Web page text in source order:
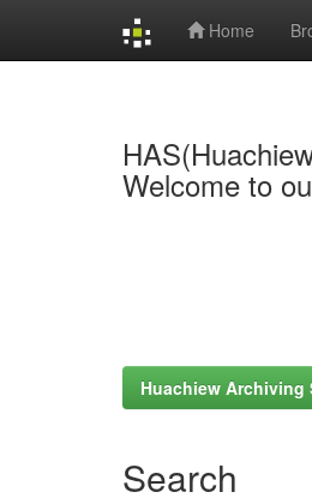
Home
Welcome to
Huachiew Archiving
Search